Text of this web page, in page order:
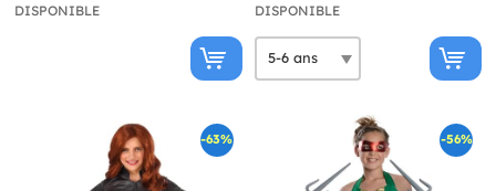
DISPONIBLE DISPONIBLE
-63% -56%